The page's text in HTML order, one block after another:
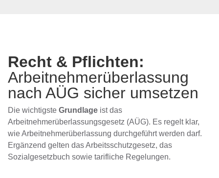
Recht & Pflichten:
Arbeitnehmerüberlassung
nach AÜG sicher umsetzen
Die wichtigste Grundlage ist das
Arbeitnehmerüberlassungsgesetz (AÜG). Es regelt klar,
wie Arbeitnehmerüberlassung durchgeführt werden darf.
Ergänzend gelten das Arbeitsschutzgesetz, das
Sozialgesetzbuch sowie tarifliche Regelungen.